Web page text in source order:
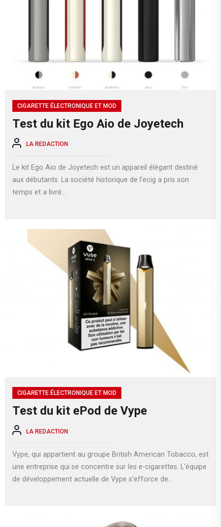
CIGARETTE ÉLECTRONIQUE ET MOD
Test du kit Ego Aio de Joyetech
LA REDACTION
Le kit Ego Aio de Joyetech est un appareil élégant destiné
aux débutants. La société historique de l’ecig a pris son
temps et a livré...
CIGARETTE ÉLECTRONIQUE ET MOD
Test du kit ePod de Vype
LA REDACTION
Vype, qui appartient au groupe British American Tobacco, est
une entreprise qui se concentre sur les e-cigarettes. L'équipe
de développement actuelle de Vype s'efforce de...